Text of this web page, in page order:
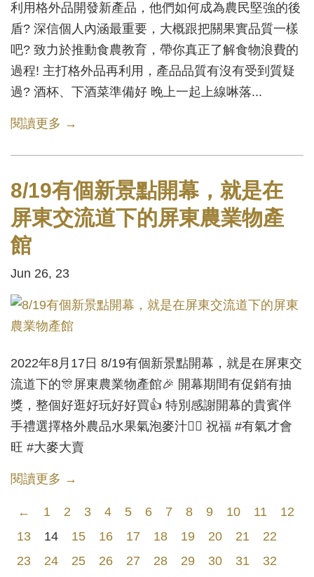
利用格外品開發新產品，他們如何成為農民堅強的後
盾? 深信個人內涵最重要，大概跟把關果實品質一樣
吧? 致力於推動食農教育，帶你真正了解食物浪費的
過程! 主打格外品再利用，產品品質有沒有受到質疑
過? 酒杯、下酒菜準備好 晚上一起上線啉落...
閱讀更多 →
8/19有個新景點開幕，就是在
屏東交流道下的屏東農業物產
館
Jun 26, 23
2022年8月17日 8/19有個新景點開幕，就是在屏東交
流道下的🎊屏東農業物產館🎉 開幕期間有促銷有抽
獎，整個好逛好玩好好買👍 特別感謝開幕的貴賓伴
手禮選擇格外農品水果氣泡麥汁🙇‍♂️ 祝福 #有氣才會
旺 #大麥大賣
閱讀更多 →
← 1 2 3 4 5 6 7 8 9 10 11
12
13
14 15 16 17 18 19 20 21
22
23
24 25 26 27 28 29 30 31
32